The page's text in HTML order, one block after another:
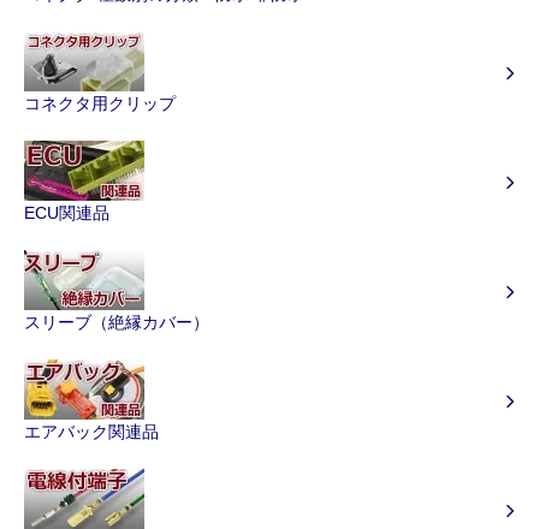
コネクタ用クリップ
ECU関連品
スリーブ（絶縁カバー）
エアバック関連品